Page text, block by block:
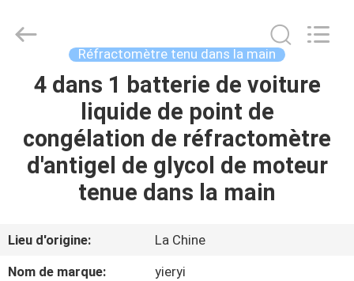
APERÇU
PRODUITS
DE
NOUS
Technology
Reserved.
Réfractomètre tenu dans la main
4 dans 1 batterie de voiture
liquide de point de
congélation de réfractomètre
d'antigel de glycol de moteur
tenue dans la main
Lieu d'origine:
La Chine
Nom de marque:
yieryi